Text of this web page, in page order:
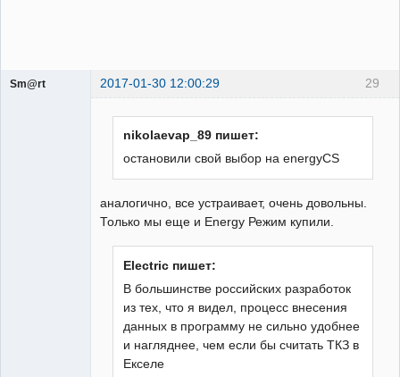
29
Sm@rt 2017-01-30 12:00:29
nikolaevap_89 пишет:
остановили свой выбор на energyCS
аналогично, все устраивает, очень довольны.
Только мы еще и Energy Режим купили.
Electric пишет:
В большинстве российских разработок
из тех, что я видел, процесс внесения
данных в программу не сильно удобнее
и нагляднее, чем если бы считать ТКЗ в
Екселе